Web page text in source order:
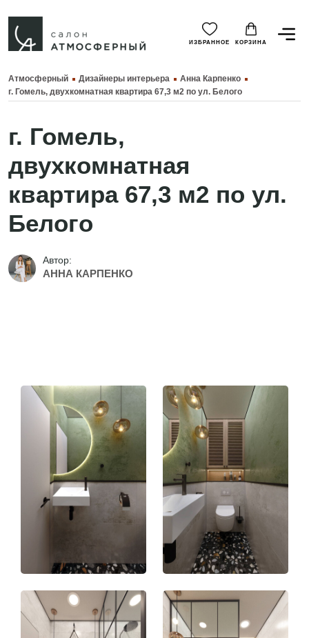
ИЗБРАННОЕ КОРЗИНА
Атмосферный Дизайнеры интерьера
Анна Карпенко
г. Гомель, двухкомнатная квартира 67,3 м2 по ул. Белого
г. Гомель,
двухкомнатная
квартира 67,3 м2 по ул.
Белого
Автор:
АННА КАРПЕНКО